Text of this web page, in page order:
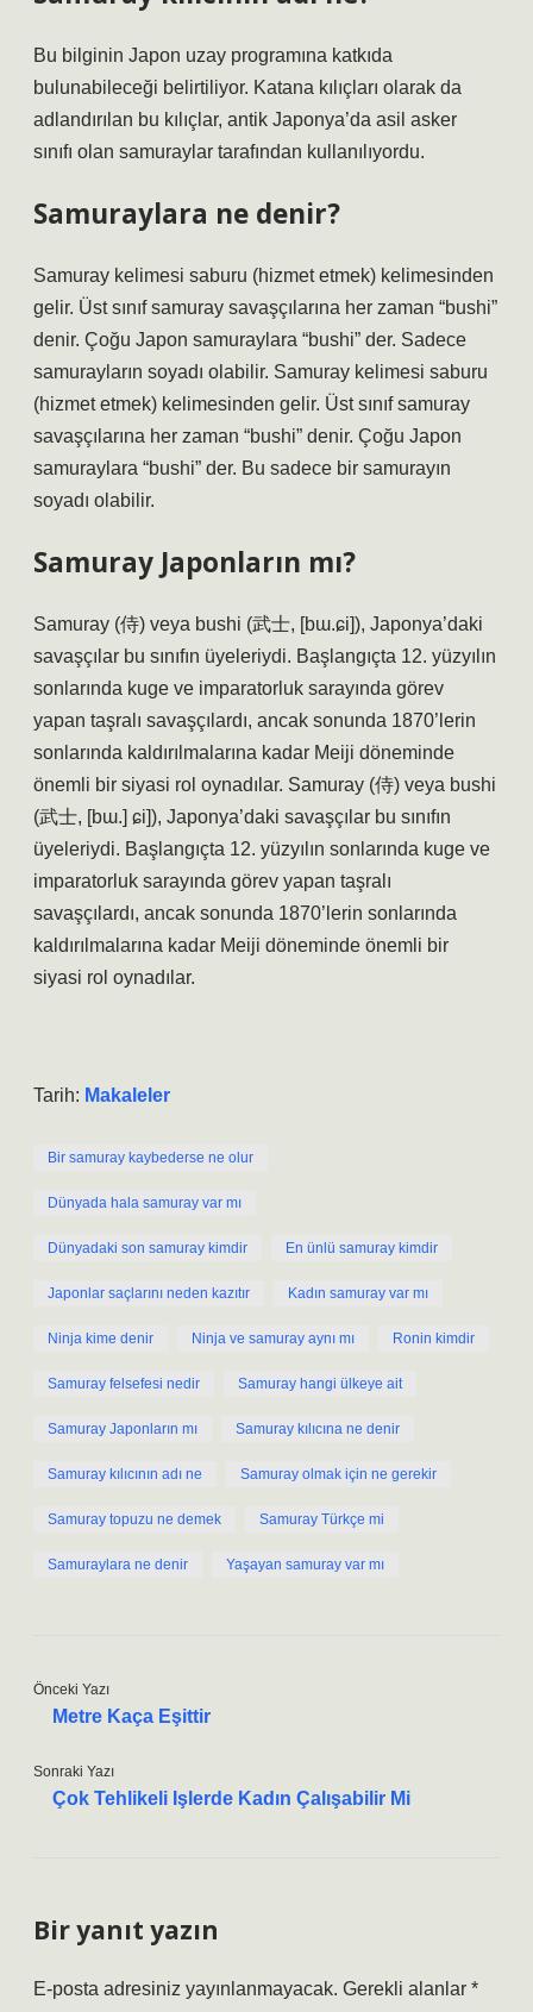
Bu bilginin Japon uzay programına katkıda
bulunabileceği belirtiliyor. Katana kılıçları olarak da
adlandırılan bu kılıçlar, antik Japonya’da asil asker
sınıfı olan samuraylar tarafından kullanılıyordu.
Samuraylara ne denir?
Samuray kelimesi saburu (hizmet etmek) kelimesinden
gelir. Üst sınıf samuray savaşçılarına her zaman “bushi”
denir. Çoğu Japon samuraylara “bushi” der. Sadece
samurayların soyadı olabilir. Samuray kelimesi saburu
(hizmet etmek) kelimesinden gelir. Üst sınıf samuray
savaşçılarına her zaman “bushi” denir. Çoğu Japon
samuraylara “bushi” der. Bu sadece bir samurayın
soyadı olabilir.
Samuray Japonların mı?
Samuray (侍) veya bushi (武士, [bɯ.ɕi]), Japonya’daki
savaşçılar bu sınıfın üyeleriydi. Başlangıçta 12. yüzyılın
sonlarında kuge ve imparatorluk sarayında görev
yapan taşralı savaşçılardı, ancak sonunda 1870’lerin
sonlarında kaldırılmalarına kadar Meiji döneminde
önemli bir siyasi rol oynadılar. Samuray (侍) veya bushi
(武士, [bɯ.] ɕi]), Japonya’daki savaşçılar bu sınıfın
üyeleriydi. Başlangıçta 12. yüzyılın sonlarında kuge ve
imparatorluk sarayında görev yapan taşralı
savaşçılardı, ancak sonunda 1870’lerin sonlarında
kaldırılmalarına kadar Meiji döneminde önemli bir
siyasi rol oynadılar.
Tarih: Makaleler
Bir samuray kaybederse ne olur
Dünyada hala samuray var mı
Dünyadaki son samuray kimdir En ünlü samuray kimdir
Japonlar saçlarını neden kazıtır Kadın samuray var mı
Ninja kime denir Ninja ve samuray aynı mı Ronin kimdir
Samuray felsefesi nedir Samuray hangi ülkeye ait
Samuray Japonların mı Samuray kılıcına ne denir
Samuray kılıcının adı ne Samuray olmak için ne gerekir
Samuray topuzu ne demek Samuray Türkçe mi
Samuraylara ne denir Yaşayan samuray var mı
Önceki Yazı
Metre Kaça Eşittir
Sonraki Yazı
Çok Tehlikeli Işlerde Kadın Çalışabilir Mi
Bir yanıt yazın
E-posta adresiniz yayınlanmayacak. Gerekli alanlar *